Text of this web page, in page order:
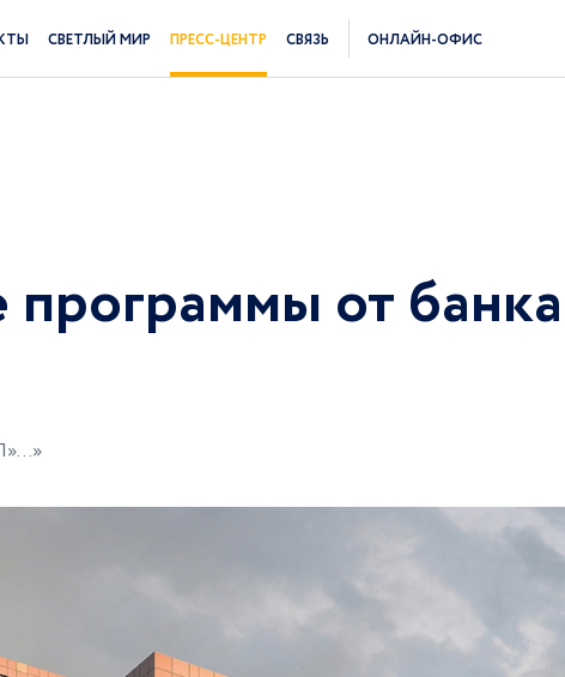
СВЕТЛЫЙ МИР ПРЕСС-ЦЕНТР СВЯЗЬ ОНЛАЙН-ОФИС
от